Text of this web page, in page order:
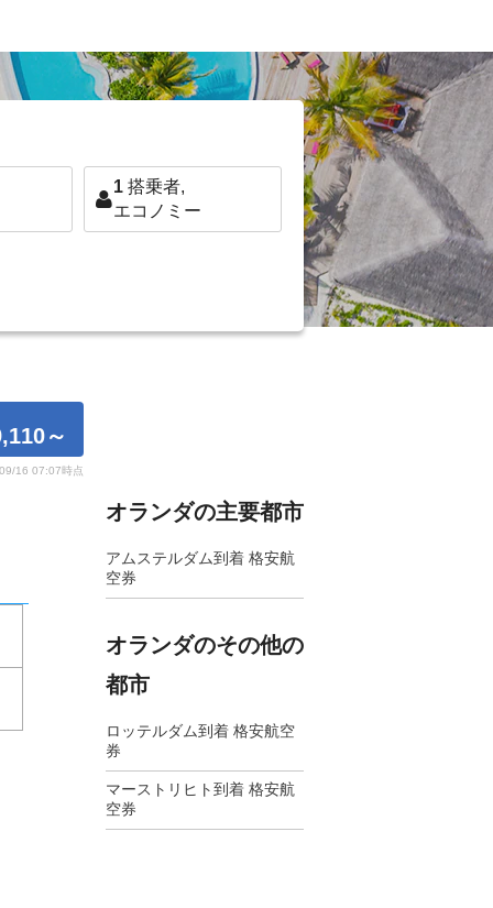
1 搭乗者,
エコノミー
～
16 07:07時点
オランダの主要都市
アムステルダム到着 格安航
空券
オランダのその他の
都市
ロッテルダム到着 格安航空
券
マーストリヒト到着 格安航
空券